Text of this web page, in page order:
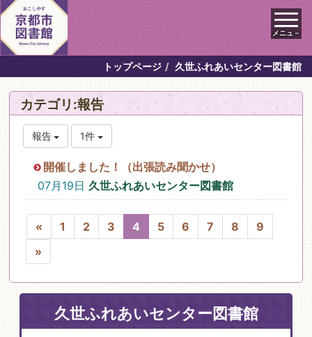
メニュ－
トップページ 久世ふれあいセンター図書館
カテゴリ:報告
報告 1件
開催しました！（出張読み聞かせ）
07月19日 久世ふれあいセンター図書館
« 1 2 3 4 5 6 7 8
9
»
久世ふれあいセンター図書館